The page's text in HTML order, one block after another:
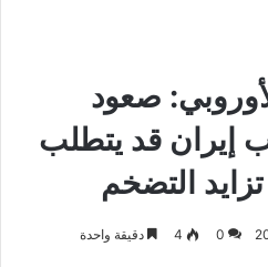
صعود
إيران قد يتطلب
التضخم
0
4 دقيقة واحدة